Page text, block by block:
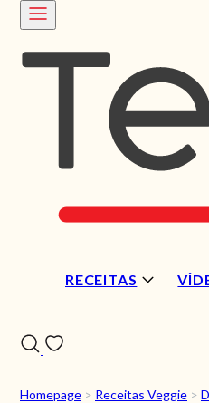
RECEITAS
Homepage > Receitas Veggie >